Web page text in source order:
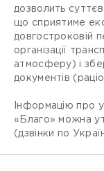
дозволить
що сприятиме
довгостроковій
організації
атмосферу) і
документів
Інформацію про
«Благо» можна
(дзвінки по